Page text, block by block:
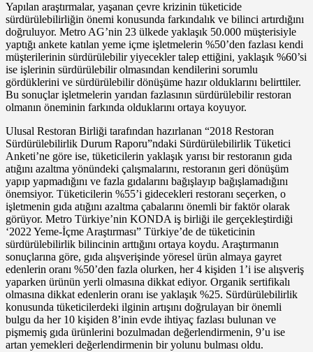
Yapılan araştırmalar, yaşanan çevre krizinin tüketicide
sürdürülebilirliğin önemi konusunda farkındalık ve bilinci artırdığını
doğruluyor. Metro AG’nin 23 ülkede yaklaşık 50.000 müşterisiyle
yaptığı ankete katılan yeme içme işletmelerin %50’den fazlası kendi
müşterilerinin sürdürülebilir yiyecekler talep ettiğini, yaklaşık %60’si
ise işlerinin sürdürülebilir olmasından kendilerini sorumlu
gördüklerini ve sürdürülebilir dönüşüme hazır olduklarını belirttiler.
Bu sonuçlar işletmelerin yarıdan fazlasının sürdürülebilir restoran
olmanın öneminin farkında olduklarını ortaya koyuyor.
Ulusal Restoran Birliği tarafından hazırlanan “2018 Restoran
Sürdürülebilirlik Durum Raporu”ndaki Sürdürülebilirlik Tüketici
Anketi’ne göre ise, tüketicilerin yaklaşık yarısı bir restoranın gıda
atığını azaltma yönündeki çalışmalarını, restoranın geri dönüşüm
yapıp yapmadığını ve fazla gıdalarını bağışlayıp bağışlamadığını
önemsiyor. Tüketicilerin %55’i gidecekleri restoranı seçerken, o
işletmenin gıda atığını azaltma çabalarını önemli bir faktör olarak
görüyor. Metro Türkiye’nin KONDA iş birliği ile gerçekleştirdiği
‘2022 Yeme-İçme Araştırması” Türkiye’de de tüketicinin
sürdürülebilirlik bilincinin arttığını ortaya koydu. Araştırmanın
sonuçlarına göre, gıda alışverişinde yöresel ürün almaya gayret
edenlerin oranı %50’den fazla olurken, her 4 kişiden 1’i ise alışveriş
yaparken ürünün yerli olmasına dikkat ediyor. Organik sertifikalı
olmasına dikkat edenlerin oranı ise yaklaşık %25. Sürdürülebilirlik
konusunda tüketicilerdeki ilginin artışını doğrulayan bir önemli
bulgu da her 10 kişiden 8’inin evde ihtiyaç fazlası bulunan ve
pişmemiş gıda ürünlerini bozulmadan değerlendirmenin, 9’u ise
artan yemekleri değerlendirmenin bir yolunu bulması oldu.